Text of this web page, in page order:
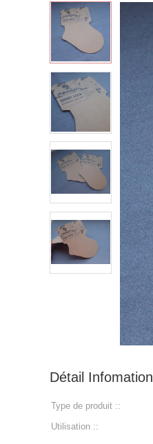
Détail Infomation
Type de produit ::
Utilisation ::